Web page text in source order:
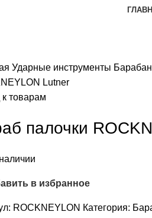
Ударные инструменты
Lutner
товарам
палочки
в избранное
ROCKNEYLON Категория: